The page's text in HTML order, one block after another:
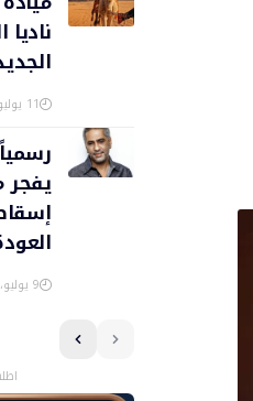
11 يوليو، 2026
يفجر
9 يوليو، 2026